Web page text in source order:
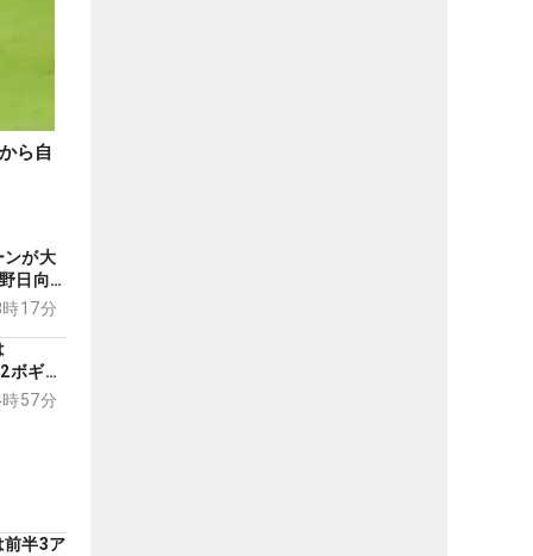
ら自
ンが大
日向
17分
ギー
57分
前半3ア